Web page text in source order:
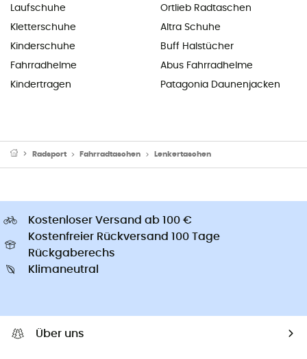
Laufschuhe
Kletterschuhe
Kinderschuhe
Fahrradhelme
Kindertragen
Ortlieb Radtaschen
Altra Schuhe
Buff Halstücher
Abus Fahrradhelme
Patagonia Daunenjacken
Radsport Fahrradtaschen Lenkertaschen
Kostenloser Versand ab 100 €
Kostenfreier Rückversand 100 Tage
Rückgaberechs
Klimaneutral
Über uns